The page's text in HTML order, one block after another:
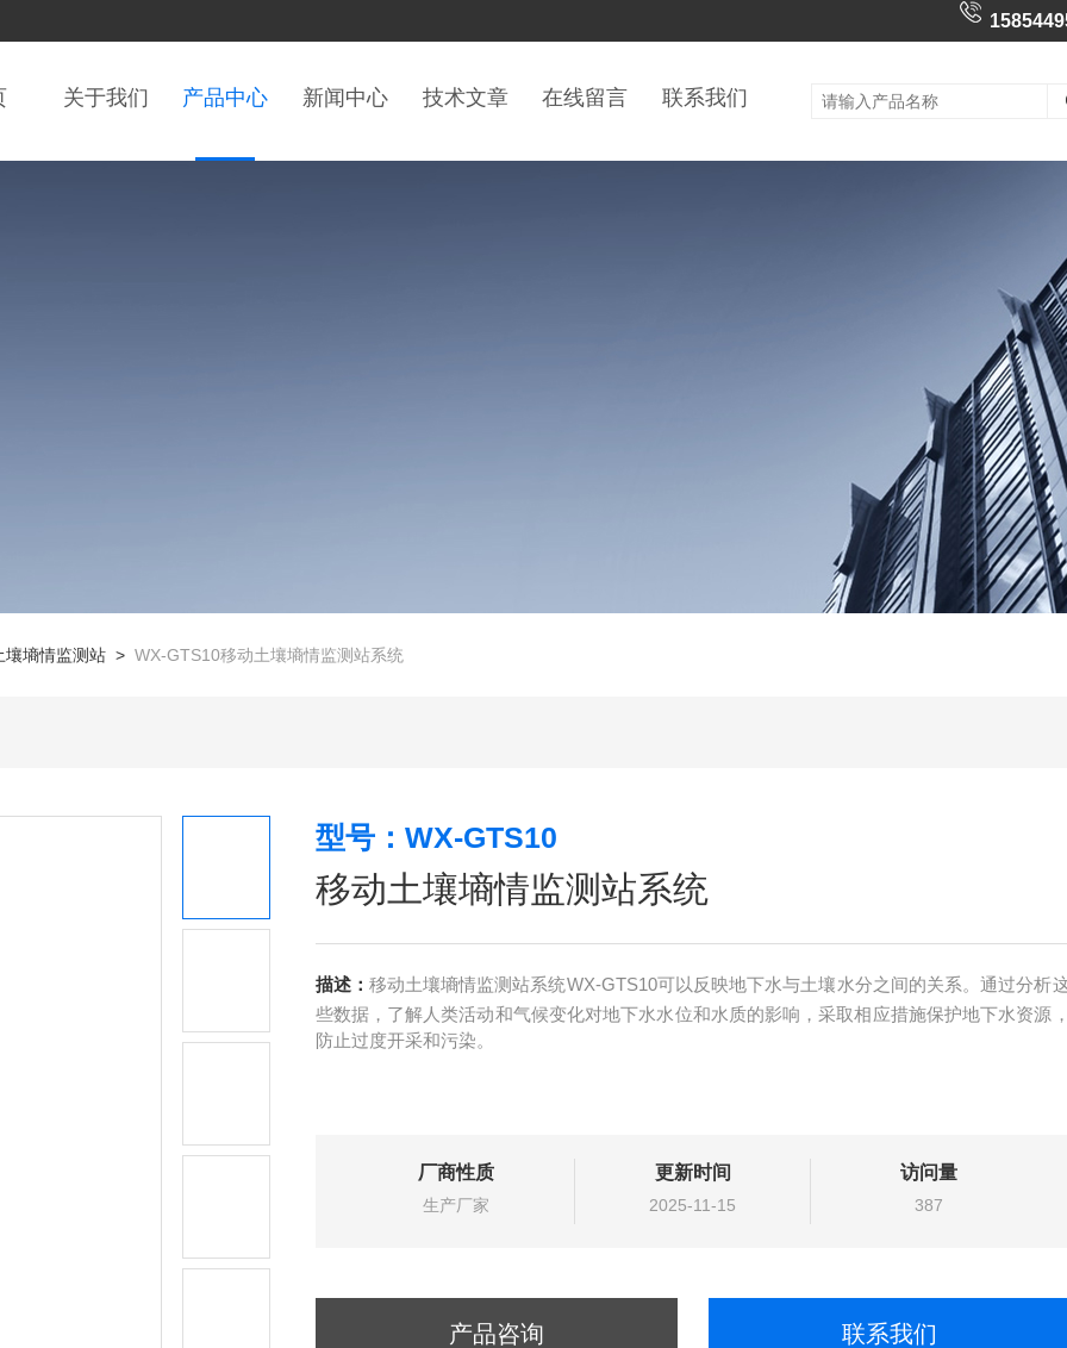
关于我们 产品中心 新闻中心 技术文章 在线留言 联系我们
壤墒情监测站> WX-GTS10移动土壤墒情监测站系统
型号：WX-GTS10
移动土壤墒情监测站系统
描述： 移动土壤墒情监测站系统WX-GTS10可以反映地下水与土壤水分之间的关系。通过分析
些数据，了解人类活动和气候变化对地下水水位和水质的影响，采取相应措施保护地下水资源
防止过度开采和污染。
厂商性质
生产厂家
更新时间
2025-11-15
访问量
387
产品咨询 联系我们